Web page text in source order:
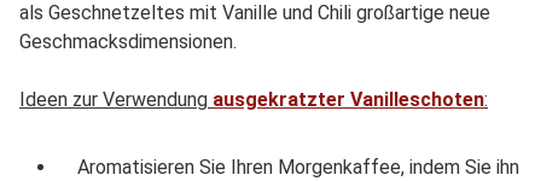
als Geschnetzeltes mit Vanille und Chili großartige neue
Geschmacksdimensionen.
Ideen zur Verwendung ausgekratzter Vanilleschoten:
Aromatisieren Sie Ihren Morgenkaffee, indem Sie ihn